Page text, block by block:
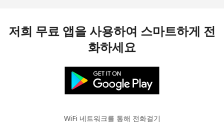
저희 무료 앱을 사용하여 스마트하게 전
화하세요
WiFi 네트워크를 통해 전화걸기